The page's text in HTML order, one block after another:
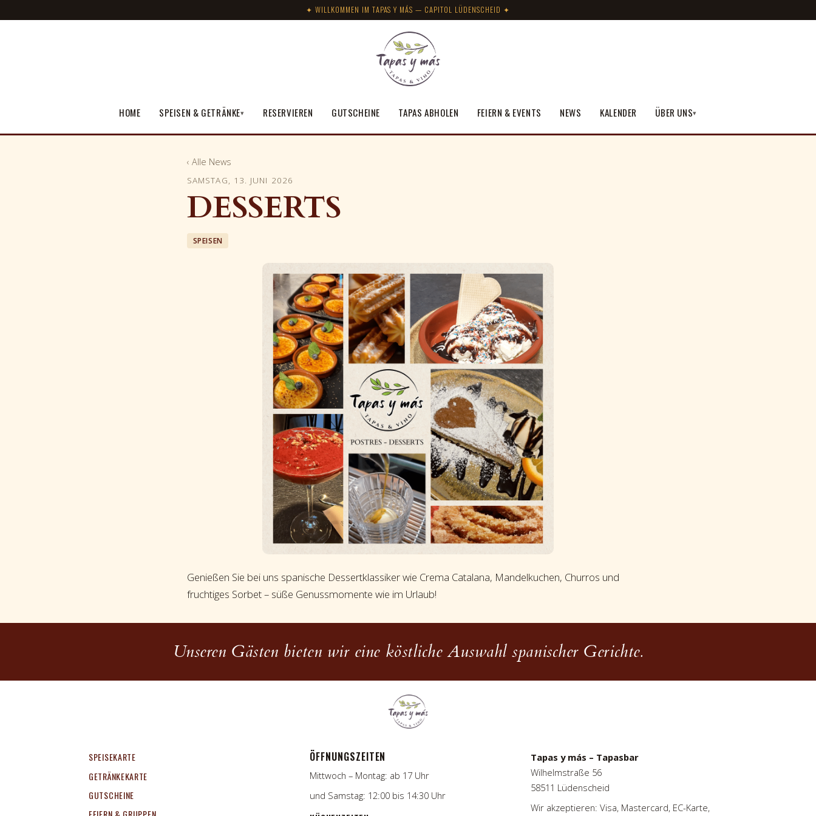
✦ WILLKOMMEN IM TAPAS Y MÁS — CAPITOL LÜDENSCHEID ✦
HOME SPEISEN & GETRÄNKE▾ RESERVIEREN GUTSCHEINE TAPAS ABHOLEN FEIERN & EVENTS NEWS KALENDER ÜBER UNS▾
‹ Alle News
SAMSTAG, 13. JUNI 2026
DESSERTS
SPEISEN
Genießen Sie bei uns spanische Dessertklassiker wie Crema Catalana, Mandelkuchen, Churros und
fruchtiges Sorbet – süße Genussmomente wie im Urlaub!
Unseren Gästen bieten wir eine köstliche Auswahl spanischer Gerichte.
SPEISEKARTE
GETRÄNKEKARTE
GUTSCHEINE
ÖFFNUNGSZEITEN
Mittwoch – Montag: ab 17 Uhr
und Samstag: 12:00 bis 14:30 Uhr
Tapas y más – Tapasbar
Wilhelmstraße 56
58511 Lüdenscheid
Wir akzeptieren: Visa, Mastercard, EC-Karte,